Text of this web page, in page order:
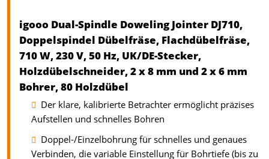
igooo Dual-Spindle Doweling Jointer DJ710,
Doppelspindel Dübelfräse, Flachdübelfräse,
710 W, 230 V, 50 Hz, UK/DE-Stecker,
Holzdübelschneider, 2 x 8 mm und 2 x 6 mm
Bohrer, 80 Holzdübel
Der klare, kalibrierte Betrachter ermöglicht präzises
Aufstellen und schnelles Bohren
Doppel-/Einzelbohrung für schnelles und genaues
Verbinden, die variable Einstellung für Bohrtiefe (bis zu